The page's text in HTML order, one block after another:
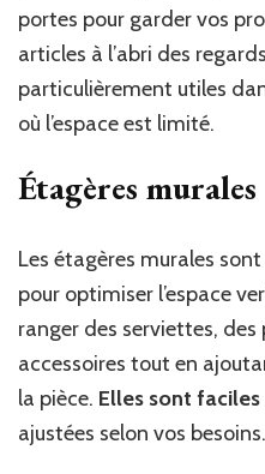
portes pour garder vos
articles à l’abri des
particulièrement utiles
où l’espace est limité.
Étagères murales
Les étagères murales
pour optimiser l’espace
ranger des serviettes,
accessoires tout en
la pièce. Elles sont
ajustées selon vos besoins.